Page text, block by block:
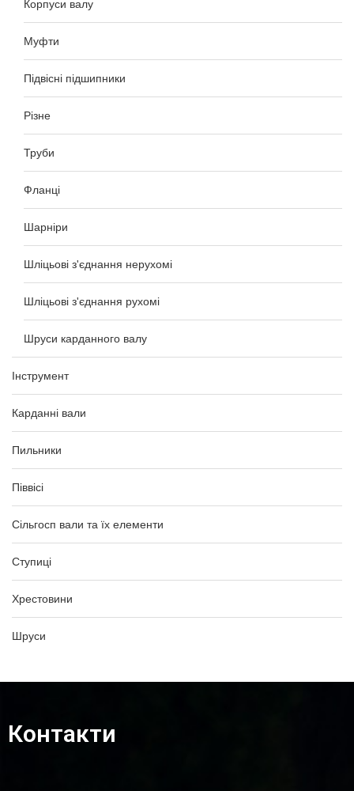
Корпуси валу
Муфти
Підвісні підшипники
Різне
Труби
Фланці
Шарніри
Шліцьові з'єднання нерухомі
Шліцьові з'єднання рухомі
Шруси карданного валу
Інструмент
Карданні вали
Пильники
Піввісі
Сільгосп вали та їх елементи
Ступиці
Хрестовини
Шруси
Контакти